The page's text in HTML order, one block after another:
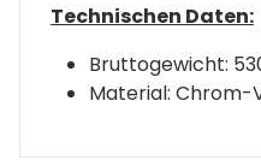
Technischen Daten:
Bruttogewicht:
Material: Chrom-